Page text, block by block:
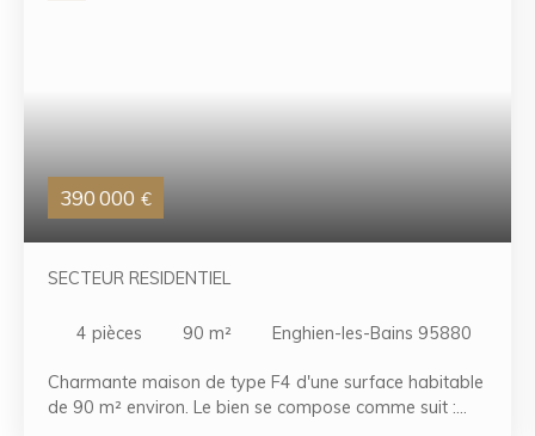
390 000 €
SECTEUR RESIDENTIEL
4 pièces 90 m² Enghien-les-Bains 95880
Charmante maison de type F4 d'une surface habitable
de 90 m² environ. Le bien se compose comme suit :